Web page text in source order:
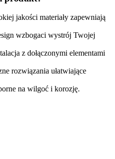
jakości materiały zapewniają
wzbogaci wystrój Twojej
z dołączonymi elementami
rozwiązania ułatwiające
na wilgoć i korozję.